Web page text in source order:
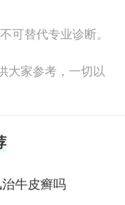
可替代专业诊断。
大家参考，一切以
牛皮癣吗